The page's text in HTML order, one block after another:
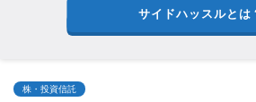
サイドハッスルとは
株・投資信託